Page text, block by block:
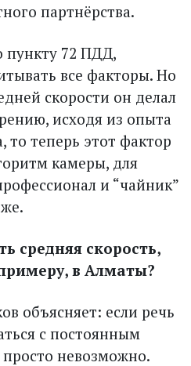
партнёрства.
пункту 72 ПДД,
все факторы. Но
скорости он делал
исходя из опыта
то теперь этот фактор
камеры, для
и “чайник”
средняя скорость,
в Алматы?
объяс­няет: если речь
с постоянным
невозможно.